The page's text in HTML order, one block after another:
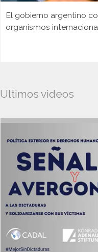
El gobierno argentino
organismos
Ultimos videos